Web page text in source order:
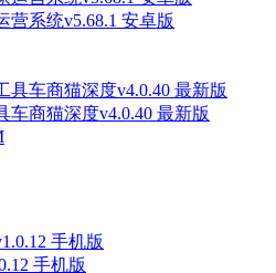
营系统v5.68.1 安卓版
车商猫深度v4.0.40 最新版
手机版